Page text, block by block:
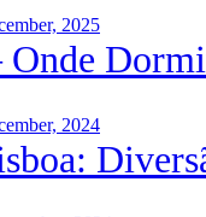
2025
2024